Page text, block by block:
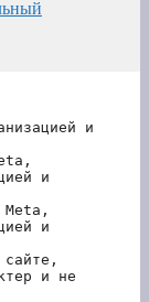
и
и
и
и не